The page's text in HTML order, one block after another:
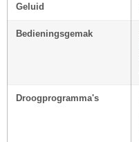
Geluid
Bedieningsgemak
Droogprogramma's